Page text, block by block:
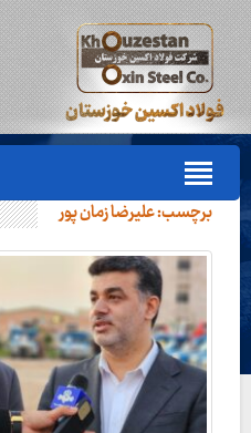
برچسب:علیرضا زمان‌ پور